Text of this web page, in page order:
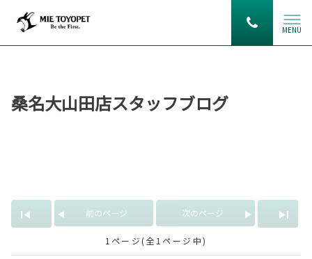
MENU
桑名大山田店スタッフブログ
前のページ 次のページ
1ページ(全1ページ中)